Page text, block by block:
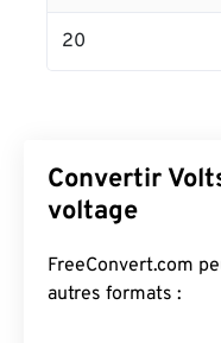
20
Convertir
voltage
FreeConvert.com
autres formats :